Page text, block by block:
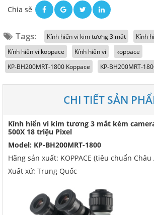
Chia sẽ
Tags: Kính hiển vi kim tương 3 mắt
Kính
Kính hiển vi koppace
Kính hiển vi
koppace
KP-BH200MRT-1800 Koppace
KP-BH200MRT-
CHI TIẾT SẢN
Kính hiển vi kim tương 3 mắt kèm camera
500X 18 triệu Pixel
Model: KP-BH200MRT-1800
Hãng sản xuất: KOPPACE (tiêu chuẩn Châu
Xuất xứ: Trung Quốc